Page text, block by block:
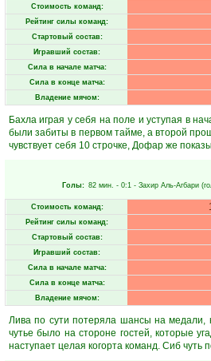
Стоимость команд:
Рейтинг силы команд:
Стартовый состав:
Игравший состав:
Сила в начале матча:
Сила в конце матча:
Владение мячом:
Бахла играя у себя на поле и уступая в
были забиты в первом тайме, а второй
чувствует себя 10 строчке, Дофар же
Голы: 82 мин. - 0:1 - Захир Аль-Агбари
Стоимость команд:
Рейтинг силы команд:
Стартовый состав:
Игравший состав:
Сила в начале матча:
Сила в конце матча:
Владение мячом:
Лива по сути потеряла шансы на медали,
чутье было на стороне гостей, которые
наступает целая когорта команд. Сиб чуть